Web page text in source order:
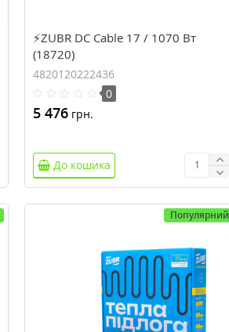
⚡ZUBR DC Cable 17 / 1070 Вт
(18720)
4820120222436
0
5 476грн.
До кошика
Популярний